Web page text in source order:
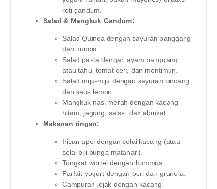
roti gandum.
Salad & Mangkuk Gandum:
Salad Quinoa dengan sayuran panggang
dan buncis.
Salad pasta dengan ayam panggang
atau tahu, tomat ceri, dan mentimun.
Salad miju-miju dengan sayuran cincang
dan saus lemon.
Mangkuk nasi merah dengan kacang
hitam, jagung, salsa, dan alpukat.
Makanan ringan:
Irisan apel dengan selai kacang (atau
selai biji bunga matahari).
Tongkat wortel dengan hummus.
Parfait yogurt dengan beri dan granola.
Campuran jejak dengan kacang-